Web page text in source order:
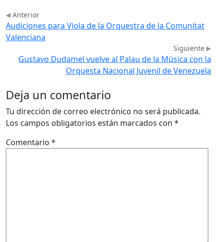
Anterior
Audiciones para Viola de la Orquestra de la Comunitat
Valenciana
Siguiente
Gustavo Dudamel vuelve al Palau de la Música con la
Orquesta Nacional Juvenil de Venezuela
Deja un comentario
Tu dirección de correo electrónico no será publicada.
Los campos obligatorios están marcados con *
Comentario *